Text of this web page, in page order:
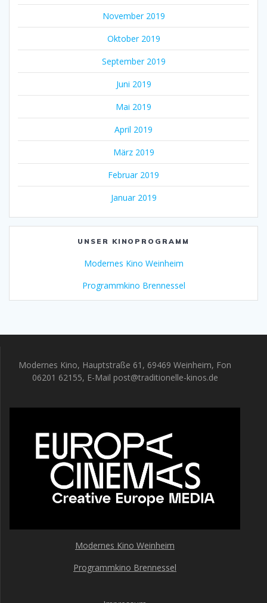
November 2019
Oktober 2019
September 2019
Juni 2019
Mai 2019
April 2019
März 2019
Februar 2019
Januar 2019
UNSER KINOPROGRAMM
Modernes Kino Weinheim
Programmkino Brennessel
Modernes Kino, Hauptstraße 61, 69469 Weinheim, Fon
06201 62155, E-Mail post@traditionelle-kinos.de
Modernes Kino Weinheim
Programmkino Brennessel